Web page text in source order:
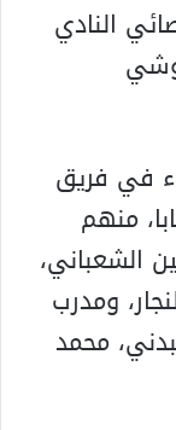
النادي
في فريق
ارتفعت إلى 14 مصابا، منهم
الشعباني،
ومدرب
محمد